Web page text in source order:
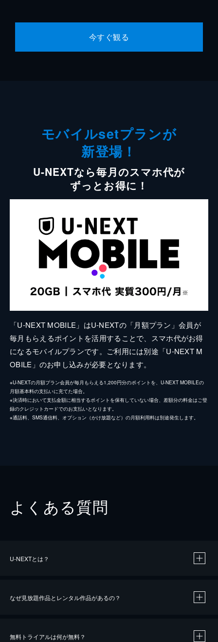
今すぐ観る
モバイルsetプランが
新登場！
U-NEXTなら毎月のスマホ代が
ずっとお得に！
「U-NEXT MOBILE」はU-NEXTの「月額プラン」会員が
毎月もらえるポイントを活用することで、スマホ代がお得
になるモバイルプランです。ご利用には別途「U-NEXT M
OBILE」のお申し込みが必要となります。
※U-NEXTの月額プラン会員が毎月もらえる1,200円分のポイントを、U-NEXT MOBILEの
月額基本料の支払いに充てた場合。
※決済時において支払金額に相当するポイントを保有していない場合、差額分の料金はご登
録のクレジットカードでのお支払いとなります。
※通話料、SMS通信料、オプション（かけ放題など）の月額利用料は別途発生します。
よくある質問
U-NEXTとは？
なぜ見放題作品とレンタル作品があるの？
無料トライアルは何が無料？